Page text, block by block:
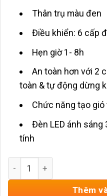
Thân trụ màu đen
Điều khiển: 6 cấp
Hẹn giờ 1- 8h
An toàn hơn với 2
toàn & tự động dừng
Chức năng tạo gió
Đèn LED ánh sáng
tính
Quạt Trần Đèn 5 Cánh
Thêm